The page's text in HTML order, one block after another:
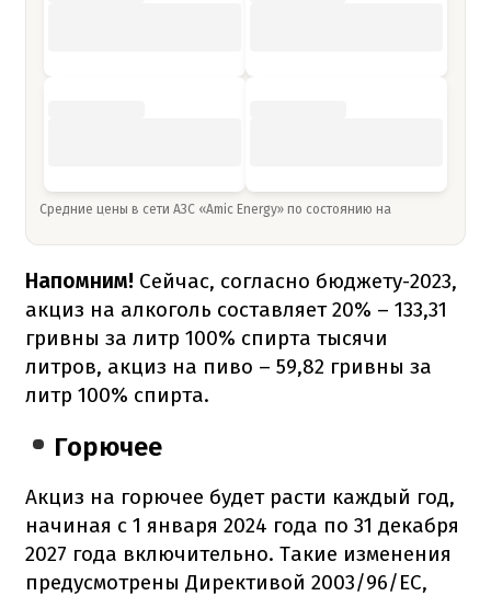
Средние цены в сети АЗС «Amic Energy» по состоянию на
Напомним! Сейчас, согласно бюджету-2023,
акциз на алкоголь составляет 20% – 133,31
гривны за литр 100% спирта тысячи
литров, акциз на пиво – 59,82 гривны за
литр 100% спирта.
Горючее
Акциз на горючее будет расти каждый год,
начиная с 1 января 2024 года по 31 декабря
2027 года включительно. Такие изменения
предусмотрены Директивой 2003/96/ЕС,